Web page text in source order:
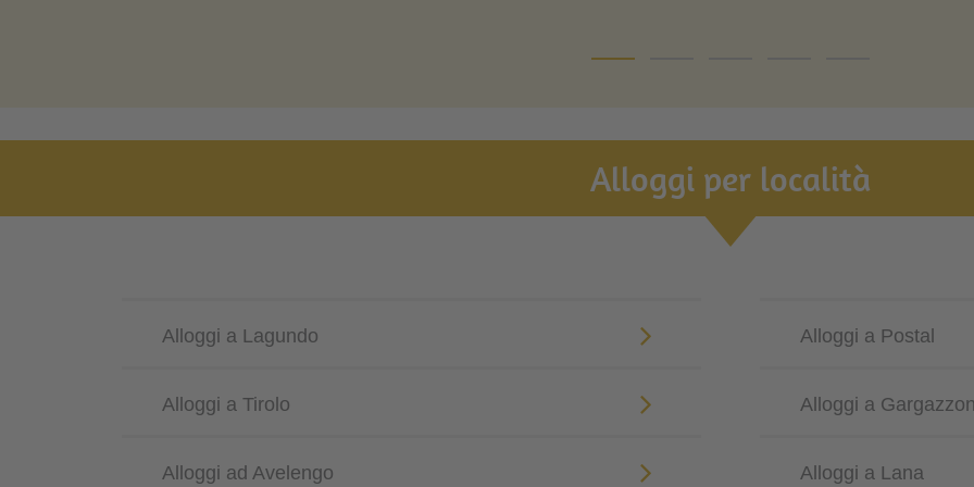
Alloggi per località
Alloggi a Lagundo Alloggi a Postal
Alloggi a Tirolo Alloggi a
Alloggi ad Avelengo Alloggi a Lana